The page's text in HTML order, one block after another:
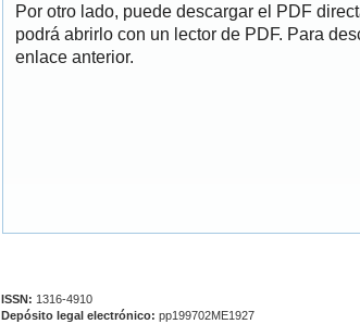
Por otro lado, puede descargar el PDF
podrá abrirlo con un lector de PDF. Para
enlace anterior.
ISSN: 1316-4910
Depósito legal electrónico: pp199702ME1927